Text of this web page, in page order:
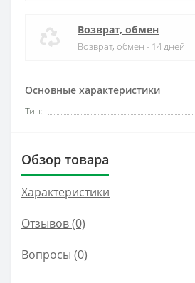
Основные характеристики
Тип:
Возврат, обмен
Возврат, обмен - 14 дней
Обзор товара
Характеристики
Отзывов (0)
Вопросы (0)